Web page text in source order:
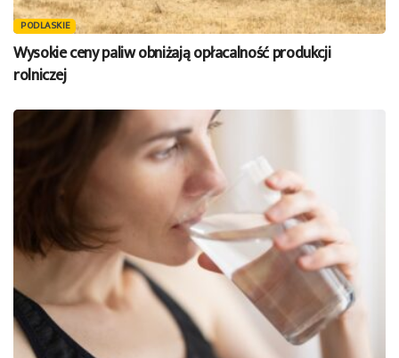
PODLASKIE
Wysokie ceny paliw obniżają opłacalność produkcji
rolniczej